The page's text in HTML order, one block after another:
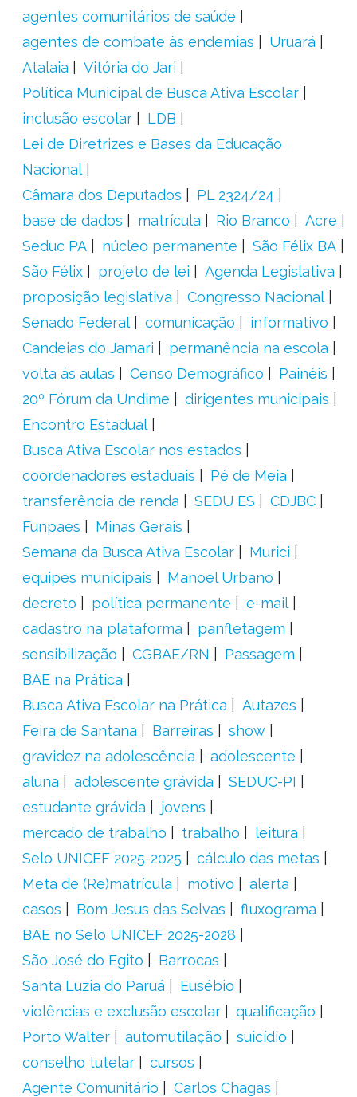
agentes comunitários de saúde
agentes de combate às endemias
Uruará
Atalaia
Vitória do Jari
Política Municipal de Busca Ativa Escolar
inclusão escolar
LDB
Lei de Diretrizes e Bases da Educação
Nacional
Câmara dos Deputados
PL 2324/24
base de dados
matrícula Rio Branco
Acre
Seduc PA
núcleo permanente
São Félix BA
São Félix
projeto de lei
Agenda Legislativa
proposição legislativa
Congresso Nacional
Senado Federal
comunicação
informativo
Candeias do Jamari
permanência na escola
volta ás aulas
Censo Demográfico
Painéis
20º Fórum da Undime
dirigentes municipais
Encontro Estadual
Busca Ativa Escolar nos estados
coordenadores estaduais
Pé de Meia
transferência de renda
SEDU ES
CDJBC
Funpaes
Minas Gerais
Semana da Busca Ativa Escolar
Murici
equipes municipais
Manoel Urbano
decreto
política permanente
e-mail
cadastro na plataforma
panfletagem
sensibilização
CGBAE/RN
Passagem
BAE na Prática
Busca Ativa Escolar na Prática
Autazes
Feira de Santana
Barreiras
show
gravidez na adolescência
adolescente
aluna
adolescente grávida
SEDUC-PI
estudante grávida
jovens
mercado de trabalho
trabalho
leitura
Selo UNICEF 2025-2025
cálculo das metas
Meta de (Re)matrícula
motivo
alerta
casos
Bom Jesus das Selvas
fluxograma
BAE no Selo UNICEF 2025-2028
São José do Egito
Barrocas
Santa Luzia do Paruá
Eusébio
violências e exclusão escolar
qualificação
Porto Walter
automutilação
suicídio
conselho tutelar
cursos
Agente Comunitário
Carlos Chagas